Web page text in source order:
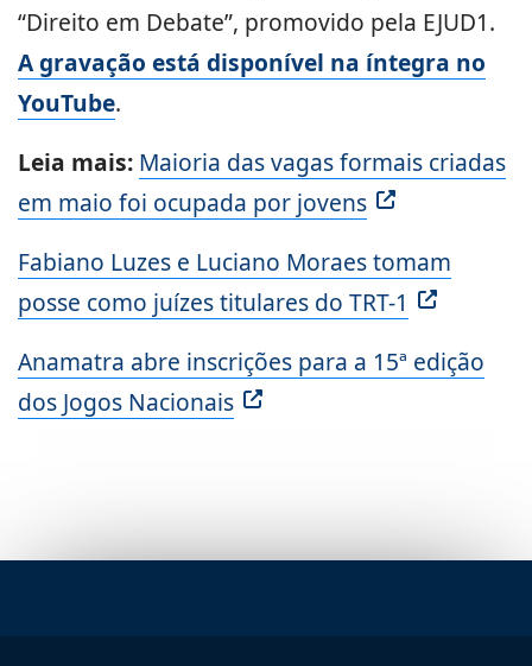
“Direito em Debate”, promovido pela EJUD1.
A gravação está disponível na íntegra no
YouTube.
Leia mais: Maioria das vagas formais criadas
em maio foi ocupada por jovens
Fabiano Luzes e Luciano Moraes tomam
posse como juízes titulares do TRT-1
Anamatra abre inscrições para a 15ª edição
dos Jogos Nacionais